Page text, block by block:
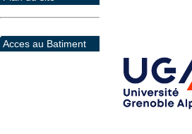
Acces au Batiment